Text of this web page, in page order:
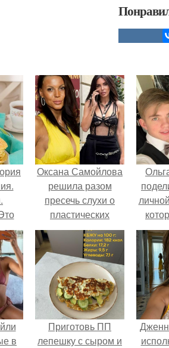
и
Оксана Самойлова
решила разом
пресечь слухи о
пластических
операциях и
публично
прояснила
ситуацию.
почти
в
Приготовь ПП
лепешку с сыром и